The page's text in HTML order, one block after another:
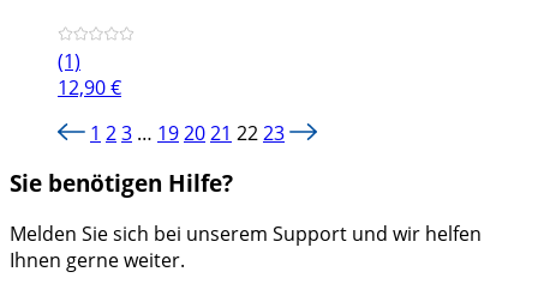
(1)
12,90€
1 23 … 192021 2223
Sie benötigen Hilfe?
Melden Sie sich bei unserem Support und wir helfen
Ihnen gerne weiter.